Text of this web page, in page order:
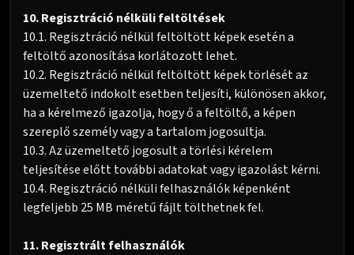
10. Regisztráció nélküli feltöltések
10.1. Regisztráció nélkül feltöltött képek esetén a
feltöltő azonosítása korlátozott lehet.
10.2. Regisztráció nélkül feltöltött képek törlését az
üzemeltető indokolt esetben teljesíti, különösen akkor,
ha a kérelmező igazolja, hogy ő a feltöltő, a képen
szereplő személy vagy a tartalom jogosultja.
10.3. Az üzemeltető jogosult a törlési kérelem
teljesítése előtt további adatokat vagy igazolást kérni.
10.4. Regisztráció nélküli felhasználók képenként
legfeljebb 25 MB méretű fájlt tölthetnek fel.
11. Regisztrált felhasználók